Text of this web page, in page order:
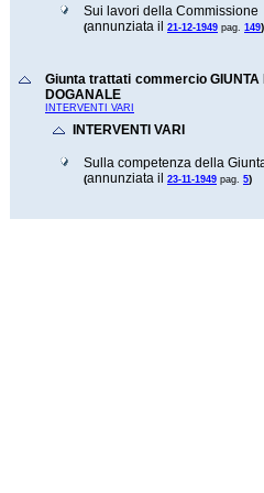
Sui lavori della Commissione
(annunziata il 21-12-1949 pag. 149)
Giunta trattati commercio GIUNTA
DOGANALE
INTERVENTI VARI
INTERVENTI VARI
Sulla competenza della
(annunziata il 23-11-1949 pag. 5)